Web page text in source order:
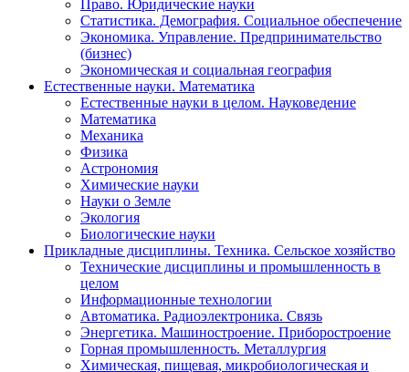
Право. Юридические науки
Статистика. Демография. Социальное обеспечение
Экономика. Управление. Предпринимательство
(бизнес)
Экономическая и социальная география
Естественные науки. Математика
Естественные науки в целом. Науковедение
Математика
Механика
Физика
Астрономия
Химические науки
Науки о Земле
Экология
Биологические науки
Прикладные дисциплины. Техника. Сельское хозяйство
Технические дисциплины и промышленность в
целом
Информационные технологии
Автоматика. Радиоэлектроника. Связь
Энергетика. Машиностроение. Приборостроение
Горная промышленность. Металлургия
Химическая, пищевая, микробиологическая и